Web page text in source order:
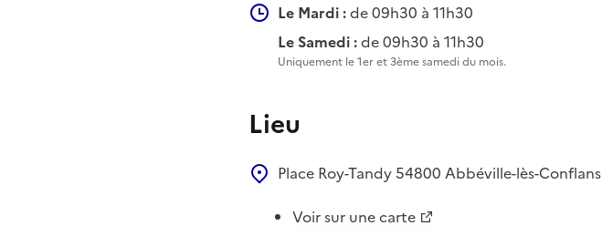
Le Mardi :de 09h30 à 11h30
Le Samedi :de 09h30 à 11h30
Uniquement le 1er et 3ème samedi du mois.
Lieu
Place Roy-Tandy 54800 Abbéville-lès-Conflans
Voir sur une carte